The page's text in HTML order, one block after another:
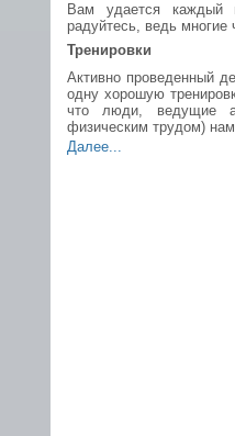
Вам удается каждый
радуйтесь, ведь многие
Тренировки
Активно проведенный
одну хорошую
что люди, ведущие
физическим трудом)
Далее...